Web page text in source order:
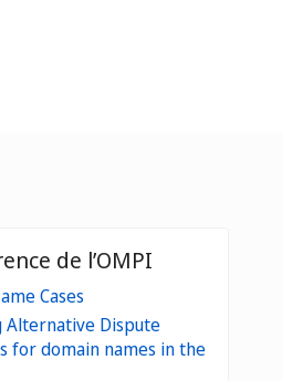
de l’OMPI
Cases
Dispute
for domain names in the